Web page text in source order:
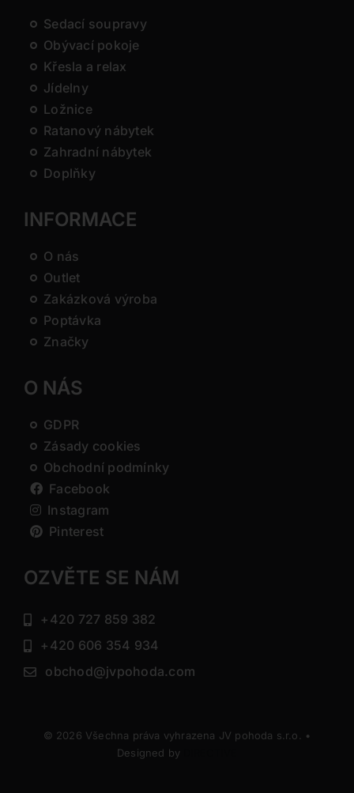
Sedací soupravy
Obývací pokoje
Křesla a relax
Jídelny
Ložnice
Ratanový nábytek
Zahradní nábytek
Doplňky
INFORMACE
O nás
Outlet
Zakázková výroba
Poptávka
Značky
O NÁS
GDPR
Zásady cookies
Obchodní podmínky
Facebook
Instagram
Pinterest
OZVĚTE SE NÁM
+420 727 859 382
+420 606 354 934
obchod@jvpohoda.com
© 2026 Všechna práva vyhrazena JV pohoda s.r.o. •
Designed by